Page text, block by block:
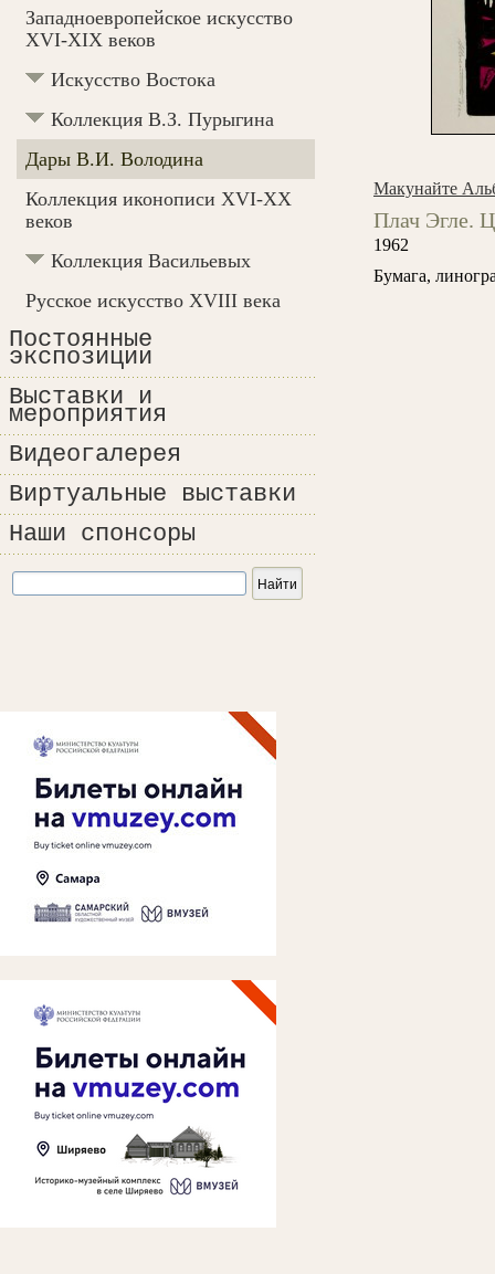
Западноевропейское искусство
XVI-XIX веков
Искусство Востока
Коллекция В.З. Пурыгина
Дары В.И. Володина
Коллекция иконописи XVI-XX
веков
Коллекция Васильевых
Русское искусство XVIII века
Постоянные
экспозиции
Выставки и
мероприятия
Видеогалерея
Виртуальные выставки
Наши спонсоры
Макунайте
Плач Эгле.
1962
Бумага,